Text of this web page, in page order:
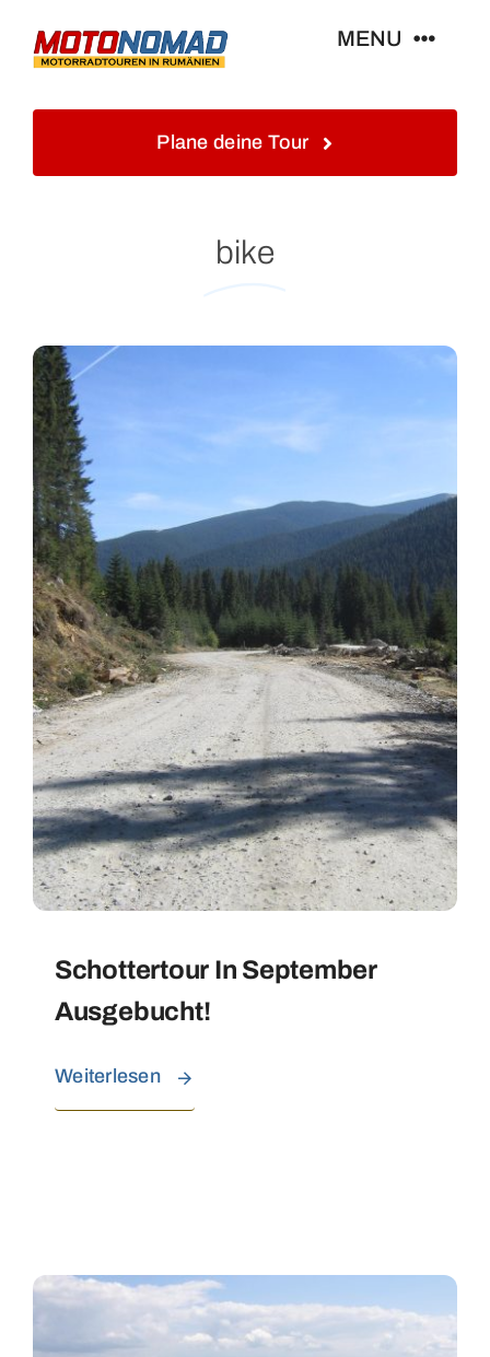
MENU
Blog&Gästebuch
Galerie
Kontakt
Plane deine Tour
bike
Schottertour In September
Ausgebucht!
Weiterlesen